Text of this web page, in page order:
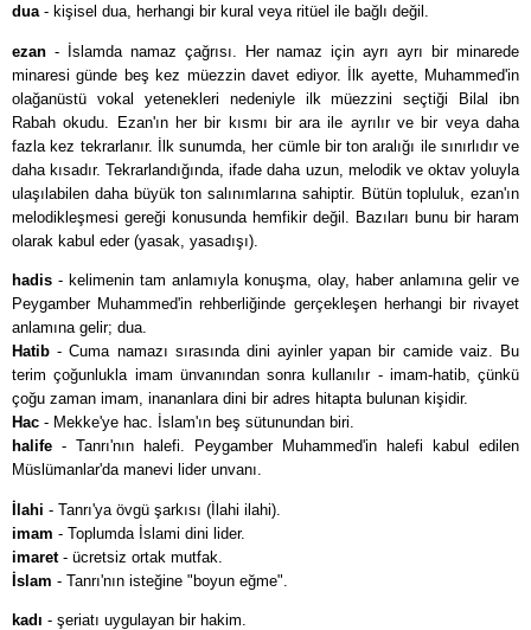
dua - kişisel dua, herhangi bir kural veya ritüel ile bağlı değil.
ezan - İslamda namaz çağrısı. Her namaz için ayrı ayrı bir minarede
minaresi günde beş kez müezzin davet ediyor. İlk ayette, Muhammed'in
olağanüstü vokal yetenekleri nedeniyle ilk müezzini seçtiği Bilal ibn
Rabah okudu. Ezan'ın her bir kısmı bir ara ile ayrılır ve bir veya daha
fazla kez tekrarlanır. İlk sunumda, her cümle bir ton aralığı ile sınırlıdır ve
daha kısadır. Tekrarlandığında, ifade daha uzun, melodik ve oktav yoluyla
ulaşılabilen daha büyük ton salınımlarına sahiptir. Bütün topluluk, ezan'ın
melodikleşmesi gereği konusunda hemfikir değil. Bazıları bunu bir haram
olarak kabul eder (yasak, yasadışı).
hadis - kelimenin tam anlamıyla konuşma, olay, haber anlamına gelir ve
Peygamber Muhammed'in rehberliğinde gerçekleşen herhangi bir rivayet
anlamına gelir; dua.
Hatib- Cuma namazı sırasında dini ayinler yapan bir camide vaiz. Bu
terim çoğunlukla imam ünvanından sonra kullanılır - imam-hatib, çünkü
çoğu zaman imam, inananlara dini bir adres hitapta bulunan kişidir.
Hac - Mekke'ye hac. İslam'ın beş sütunundan biri.
halife - Tanrı'nın halefi. Peygamber Muhammed'in halefi kabul edilen
Müslümanlar'da manevi lider unvanı.
İlahi - Tanrı'ya övgü şarkısı (İlahi ilahi).
imam - Toplumda İslami dini lider.
imaret - ücretsiz ortak mutfak.
İslam - Tanrı'nın isteğine "boyun eğme".
kadı - şeriatı uygulayan bir hakim.